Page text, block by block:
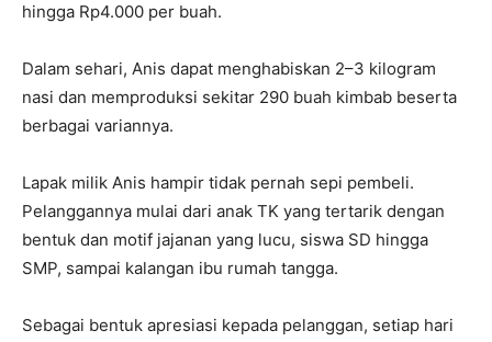
hingga Rp4.000 per buah.
Dalam sehari, Anis dapat menghabiskan 2–3 kilogram
nasi dan memproduksi sekitar 290 buah kimbab beserta
berbagai variannya.
Lapak milik Anis hampir tidak pernah sepi pembeli.
Pelanggannya mulai dari anak TK yang tertarik dengan
bentuk dan motif jajanan yang lucu, siswa SD hingga
SMP, sampai kalangan ibu rumah tangga.
Sebagai bentuk apresiasi kepada pelanggan, setiap hari